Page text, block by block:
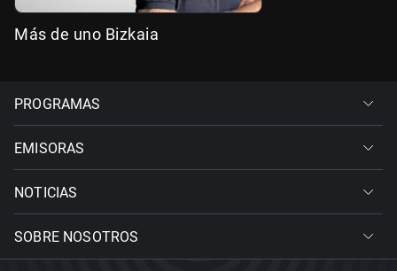
Más de uno Bizkaia
PROGRAMAS
EMISORAS
NOTICIAS
SOBRE NOSOTROS